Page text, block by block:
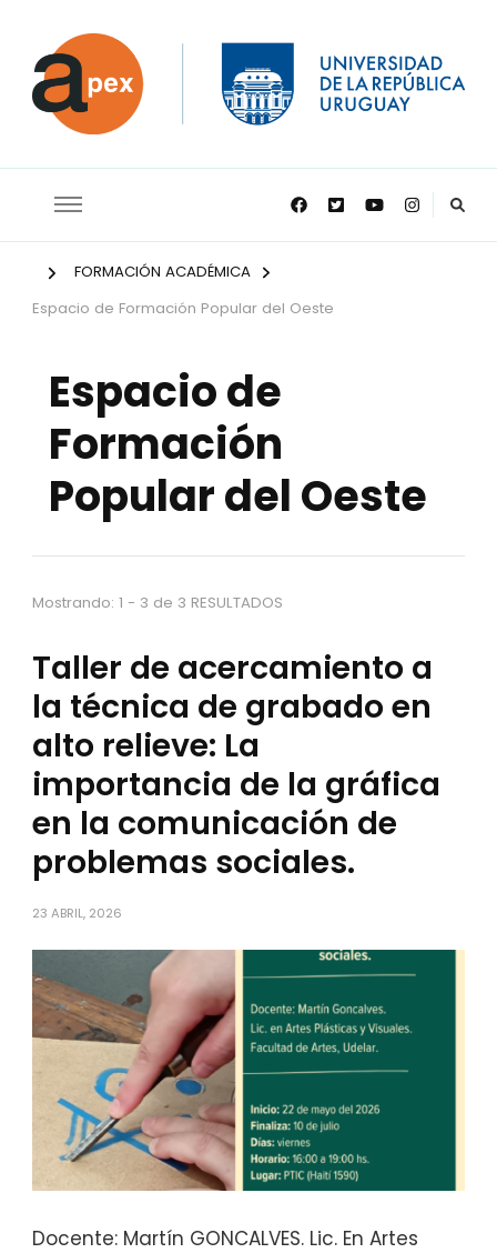
APEX
FORMACIÓN ACADÉMICA
Espacio de Formación Popular del Oeste
Espacio de
Formación
Popular del Oeste
Mostrando: 1 - 3 de 3 RESULTADOS
Taller de acercamiento a
la técnica de grabado en
alto relieve: La
importancia de la gráfica
en la comunicación de
problemas sociales.
23 ABRIL, 2026
Docente: Martín GONCALVES. Lic. En Artes